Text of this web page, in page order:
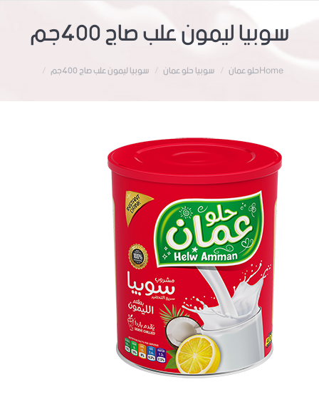
سوبيا ليمون علب صاج 400جم
Homeحلو عمان سوبيا حلو عمان سوبيا ليمون علب صاج 400جم